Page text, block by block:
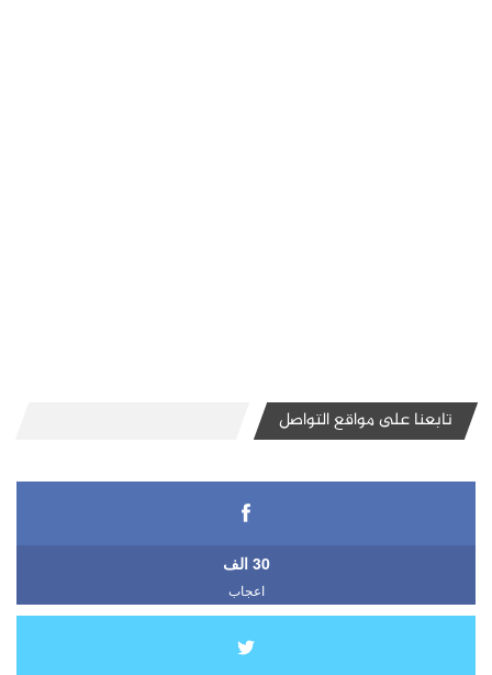
تابعنا على مواقع التواصل
30 الف
اعجاب